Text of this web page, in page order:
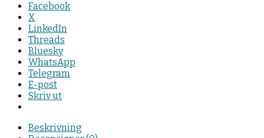
Facebook
X
LinkedIn
Threads
Bluesky
WhatsApp
Telegram
E-post
Skriv ut
Beskrivning